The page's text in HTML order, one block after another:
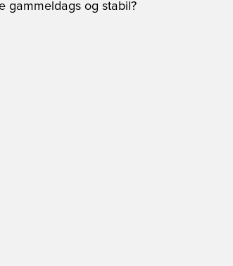
gammeldags og stabil?